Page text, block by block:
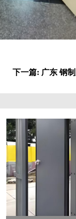
下一篇: 广东 钢